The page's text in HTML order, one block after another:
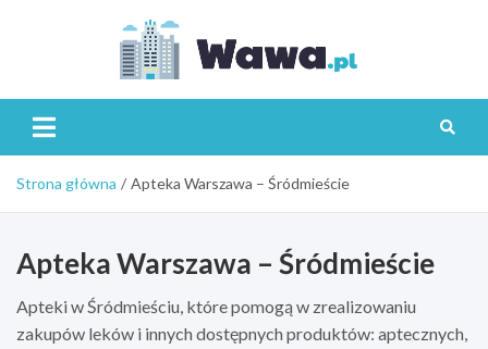
Strona główna Apteka Warszawa – Śródmieście
Apteka Warszawa – Śródmieście
Apteki w Śródmieściu, które pomogą w zrealizowaniu
zakupów leków i innych dostępnych produktów: aptecznych,